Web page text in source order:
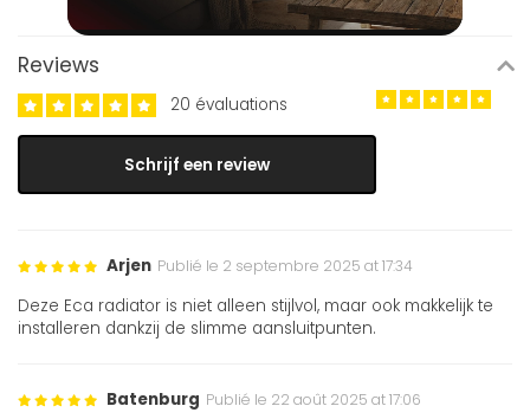
Reviews
20 évaluations
Schrijf een review
Arjen Publié le 2 septembre 2025 at 17:34
Deze Eca radiator is niet alleen stijlvol, maar ook makkelijk te
installeren dankzij de slimme aansluitpunten.
Batenburg Publié le 22 août 2025 at 17:06